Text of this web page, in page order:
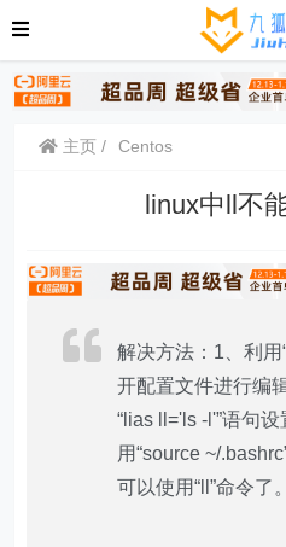
主页 Centos
linux中ll不
解决方法：1、利用
开配置文件进行编
“lias ll='ls -l'”语句设
用“source ~/
可以使用“ll”命令了。